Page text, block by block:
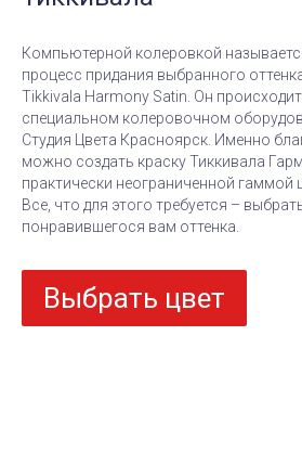
Компьютерной колеровкой
процесс придания выбранного
Tikkivala Harmony Satin . Он
специальном колеровочном
Студия Цвета Красноярск. Именно
можно создать краску Тиккивала
практически неограниченной гаммой
Все, что для этого требуется –
понравившегося вам оттенка.
Выбрать цвет